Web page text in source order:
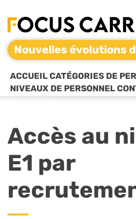
Nouvelles évolutions
ACCUEIL CATÉGORIES DE
NIVEAUX DE PERSONNEL
Accès au
E1 par